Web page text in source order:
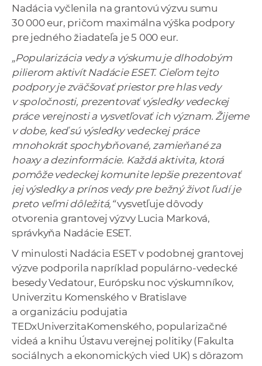
V
Nadácia vyčlenila na grantovú výzvu sumu
30 000 eur, pričom maximálna výška podpory
pre jedného žiadateľa je 5 000 eur.
„Popularizácia vedy a výskumu je dlhodobým
pilierom aktivít Nadácie ESET. Cieľom tejto
podpory je zväčšovať priestor pre hlas vedy
v spoločnosti, prezentovať výsledky vedeckej
práce verejnosti a vysvetľovať ich význam. Žijeme
v dobe, keď sú výsledky vedeckej práce
mnohokrát spochybňované, zamieňané za
hoaxy a dezinformácie. Každá aktivita, ktorá
pomôže vedeckej komunite lepšie prezentovať
jej výsledky a prínos vedy pre bežný život ľudí je
preto veľmi dôležitá,“vysvetľuje dôvody
otvorenia grantovej výzvy Lucia Marková,
správkyňa Nadácie ESET.
V minulosti Nadácia ESET v podobnej grantovej
výzve podporila napríklad populárno-vedecké
besedy Vedatour, Európsku noc výskumníkov,
Univerzitu Komenského v Bratislave
a organizáciu podujatia
TEDxUniverzitaKomenského, popularizačné
videá a knihu Ústavu verejnej politiky (Fakulta
sociálnych a ekonomických vied UK) s dôrazom